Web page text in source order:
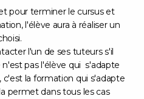
pour terminer le cursus et
l'élève aura à réaliser un
l'un de ses tuteurs s'il
pas l'élève qui s'adapte
c'est la formation qui s'adapte
permet dans tous les cas